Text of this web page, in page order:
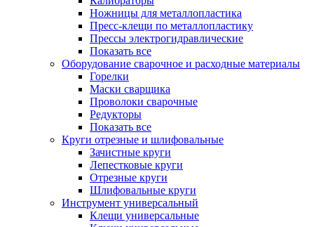
Ножницы для металлопластика
Пресс-клещи по металлопластику
Прессы электрогидравлические
Показать все
Оборудование сварочное и расходные материалы
Горелки
Маски сварщика
Проволоки сварочные
Редукторы
Показать все
Круги отрезные и шлифовальные
Зачистные круги
Лепестковые круги
Отрезные круги
Шлифовальные круги
Инструмент универсальный
Клещи универсальные